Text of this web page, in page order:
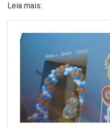
Leia mais: